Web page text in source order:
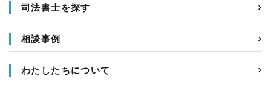
司法書士を探す
相談事例
わたしたちについて